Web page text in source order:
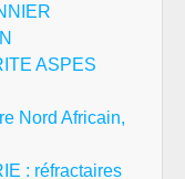
ASPES
Nord Africain,
: réfractaires